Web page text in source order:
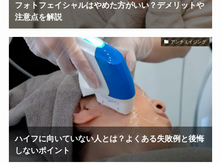
フォトフェイシャルはやめた方がいい？デメリットや
注意点を解説
アンチエイジング
ハイフに向いていない人とは？よくある失敗例と後悔
しないポイント